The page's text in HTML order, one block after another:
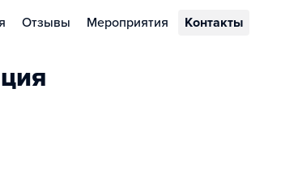
Отзывы Мероприятия Контакты